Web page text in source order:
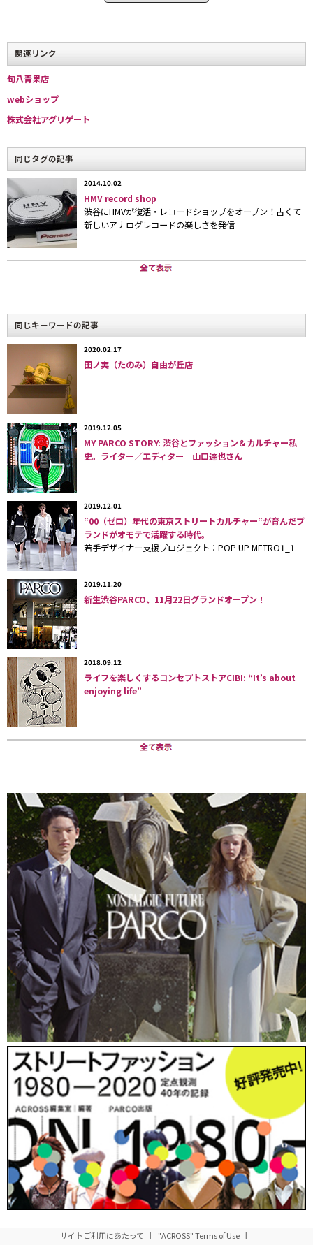
旬の美味しさをマーケット視点の適正価格で提供するのが旬八の基本方針だ
ショップロゴや旬を伝える店頭ポスターなどのクリエイティブワークに力を
入れている
スーパーではあまり見かけない品種の野菜が何かしら見つかるのも魅力の一
つ
店頭商品の約60%が産地直送。2014年には自社農場の運営にまで進出した
マーケット感覚に合わせた価格設定を行っているため、パクチーや空芯菜と
いったニッチな品目はむしろ割安な感じ
「 旬八青果店」は2013年に１号店を目黒警察署前店（東
京都目黒区）にオープン。2014年10月現在５店舗を展開
している。売場面積は10～20平方メートルで、店頭には
野菜や果物の段ボール箱が並び、一見するとふつうの八
百屋のように見えるが、「ブロッコリーの葉」「オータ
ムポエム」といった、スーパーでもあまり見かけない品
種のものも並んでいる。
「旬八」という店名のとおり、店頭に並ぶ商品の約60％
が産地直送の野菜と果物。産地を示す黒板が店内に置か
れ、商品のPOPにも手書きで産地情報などが書き込まれ
ている。パクチーやルッコラ、モロヘイヤのようなニッ
チなカテゴリーの野菜は、むしろ割安感も。
関連リンク
旬八青果店
webショップ
株式会社アグリゲート
同じタグの記事
2014.10.02
HMV record shop
渋谷にHMVが復活・レコードショップをオープン！古くて
新しいアナログレコードの楽しさを発信
同じキーワードの記事
2020.02.17
田ノ実（たのみ）自由が丘店
2019.12.05
MY PARCO STORY: 渋谷とファッション＆カルチャー私
史。ライター／エディター 山口達也さん
2019.12.01
“00（ゼロ）年代の東京ストリートカルチャー“が育んだブ
ランドがオモテで活躍する時代。
若手デザイナー支援プロジェクト：POP UP METRO1_1
2019.11.20
新生渋谷PARCO、11月22日グランドオープン！
2018.09.12
ライフを楽しくするコンセプトストアCIBI: “It’s about
enjoying life”
サイトご利用にあたって "ACROSS" Terms of Use